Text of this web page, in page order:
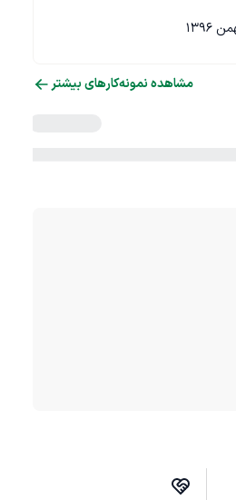
مشاهده نمونه‌کارهای بیشتر